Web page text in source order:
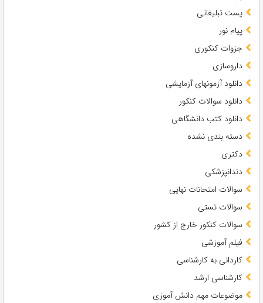
پست تبلیغاتی
پیام نور
جزوات کنکوری
داروسازی
دانلود آزمونهای آزمایشی
دانلود سوالات کنکور
دانلود کتب دانشگاهی
دسته بندی نشده
دکتری
دندانپزشکی
سوالات امتحانات نهایی
سوالات تستی
سوالات کنکور خارج از کشور
فیلم آموزشی
کاردانی به کارشناسی
کارشناسی ارشد
موضوعات مهم دانش آموزی